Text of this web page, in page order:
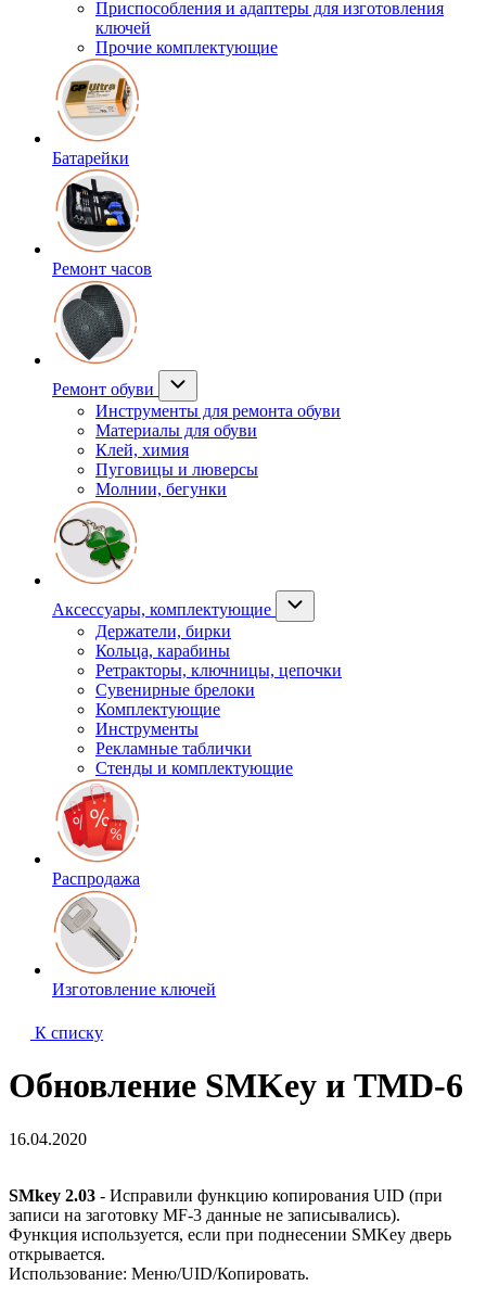
Приспособления и адаптеры для изготовления
ключей
Прочие комплектующие
Батарейки
Ремонт часов
Ремонт обуви
Инструменты для ремонта обуви
Материалы для обуви
Клей, химия
Пуговицы и люверсы
Молнии, бегунки
Аксессуары, комплектующие
Держатели, бирки
Кольца, карабины
Ретракторы, ключницы, цепочки
Сувенирные брелоки
Комплектующие
Инструменты
Рекламные таблички
Стенды и комплектующие
Распродажа
Изготовление ключей
К списку
Обновление SMKey и TMD-6
16.04.2020
SMkey 2.03 - Исправили функцию копирования UID (при
записи на заготовку MF-3 данные не записывались).
Функция используется, если при поднесении SMKey дверь
открывается.
Использование: Меню/UID/Копировать.